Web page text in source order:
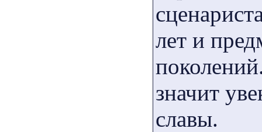
лет и
значит
славы.